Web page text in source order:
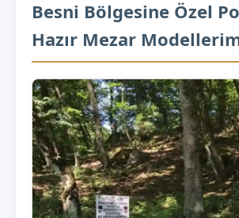
Besni Bölgesine Özel
Hazır Mezar